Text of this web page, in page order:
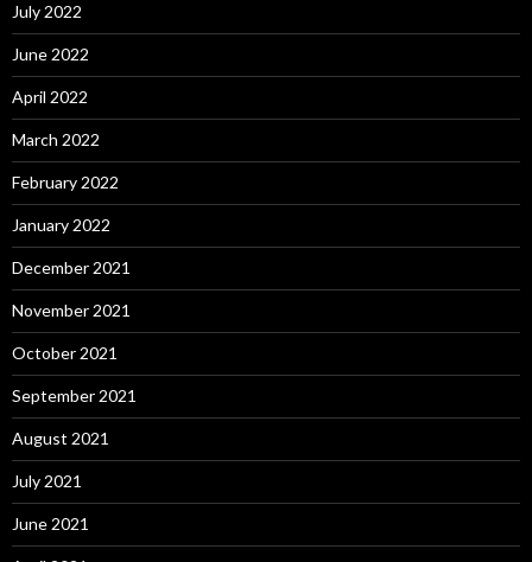
July 2022
June 2022
April 2022
March 2022
February 2022
January 2022
December 2021
November 2021
October 2021
September 2021
August 2021
July 2021
June 2021